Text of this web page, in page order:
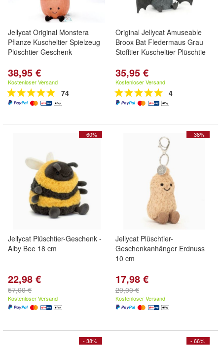
Jellycat Original Monstera
Pflanze Kuscheltier Spielzeug
Plüschtier Geschenk
38,95 €
Kostenloser Versand
74
Original Jellycat Amuseable
Broox Bat Fledermaus Grau
Stofftier Kuscheltier Plüschtie
35,95 €
Kostenloser Versand
4
- 60%
Jellycat Plüschtier-Geschenk -
Alby Bee 18 cm
22,98 €
57,00 €
Kostenloser Versand
- 38%
Jellycat Plüschtier-
Geschenkanhänger Erdnuss
10 cm
17,98 €
29,00 €
Kostenloser Versand
- 38% - 66%